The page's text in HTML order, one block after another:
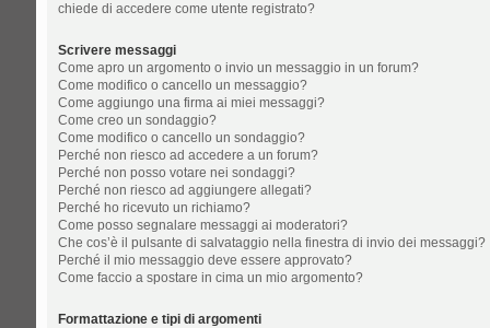
chiede di accedere come utente registrato?
Scrivere messaggi
Come apro un argomento o invio un messaggio in un forum?
Come modifico o cancello un messaggio?
Come aggiungo una firma ai miei messaggi?
Come creo un sondaggio?
Come modifico o cancello un sondaggio?
Perché non riesco ad accedere a un forum?
Perché non posso votare nei sondaggi?
Perché non riesco ad aggiungere allegati?
Perché ho ricevuto un richiamo?
Come posso segnalare messaggi ai moderatori?
Che cos’è il pulsante di salvataggio nella finestra di invio dei messaggi?
Perché il mio messaggio deve essere approvato?
Come faccio a spostare in cima un mio argomento?
Formattazione e tipi di argomenti